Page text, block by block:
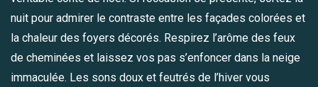
nuit pour admirer le contraste entre les façades colorées et
la chaleur des foyers décorés. Respirez l’arôme des feux
de cheminées et laissez vos pas s’enfoncer dans la neige
immaculée. Les sons doux et feutrés de l’hiver vous